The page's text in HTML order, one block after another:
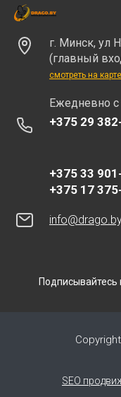
г. Минск, ул
(главный
смотреть на карте
Eжедневно с
+375 29
+375 33
+375 17
SEO